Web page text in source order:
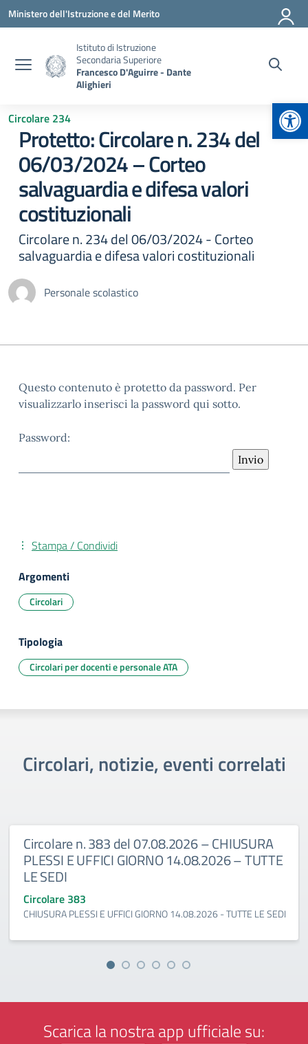
Vai ai contenuti
Vai al menu di navigazione
Vai al footer
Ministero dell'Istruzione e del Merito
Istituto di Istruzione
Secondaria Superiore
Francesco D'Aguirre - Dante
Alighieri
Circolare 234
Protetto: Circolare n. 234 del
06/03/2024 – Corteo
salvaguardia e difesa valori
costituzionali
Circolare n. 234 del 06/03/2024 - Corteo
salvaguardia e difesa valori costituzionali
Personale scolastico
Questo contenuto è protetto da password. Per
visualizzarlo inserisci la password qui sotto.
Password:
Stampa / Condividi
Argomenti
Circolari
Tipologia
Circolari per docenti e personale ATA
Circolari, notizie, eventi correlati
Circolare n. 383 del 07.08.2026 – CHIUSURA
PLESSI E UFFICI GIORNO 14.08.2026 – TUTTE
LE SEDI
Circolare 383
CHIUSURA PLESSI E UFFICI GIORNO 14.08.2026 - TUTTE LE SEDI
Scarica la nostra app ufficiale su: